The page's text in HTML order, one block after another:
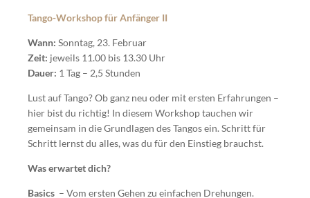
Tango-Workshop für Anfänger II
Wann: Sonntag, 23. Februar
Zeit: jeweils 11.00 bis 13.30 Uhr
Dauer: 1 Tag – 2,5 Stunden
Lust auf Tango? Ob ganz neu oder mit ersten Erfahrungen –
hier bist du richtig! In diesem Workshop tauchen wir
gemeinsam in die Grundlagen des Tangos ein. Schritt für
Schritt lernst du alles, was du für den Einstieg brauchst.
Was erwartet dich?
Basics – Vom ersten Gehen zu einfachen Drehungen.